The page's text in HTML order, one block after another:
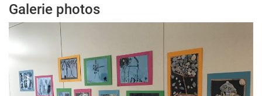
Galerie photos